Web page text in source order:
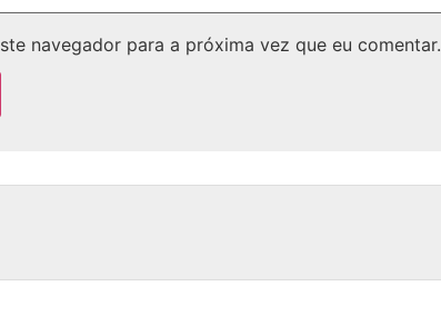
navegador para a próxima vez que eu comentar.